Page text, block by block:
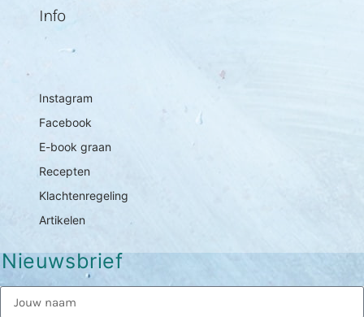
Info
Instagram
Facebook
E-book graan
Recepten
Klachtenregeling
Artikelen
Nieuwsbrief